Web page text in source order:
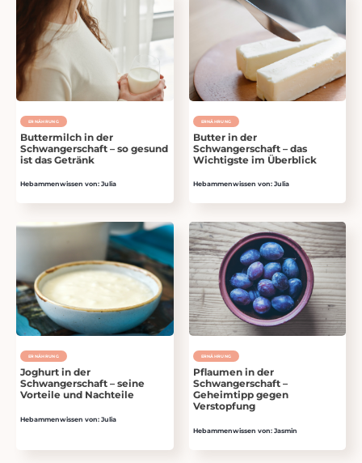
ERNÄHRUNG
Buttermilch in der
Schwangerschaft – so gesund
ist das Getränk
Hebammenwissen von: Julia
ERNÄHRUNG
Butter in der
Schwangerschaft – das
Wichtigste im Überblick
Hebammenwissen von: Julia
ERNÄHRUNG
Joghurt in der
Schwangerschaft – seine
Vorteile und Nachteile
Hebammenwissen von: Julia
ERNÄHRUNG
Pflaumen in der
Schwangerschaft –
Geheimtipp gegen
Verstopfung
Hebammenwissen von: Jasmin